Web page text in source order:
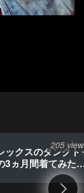
ックスのタンクト
3ヵ月間着てみた
205